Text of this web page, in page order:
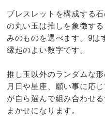
ブレスレットを構成する
の丸い玉は推しを象徴す
みのものを選べます。9は
縁起のよい数字です。
推し玉以外のランダムな
月日や星座、願い事に応
が自ら選んで組み合わせ
まかせになります。